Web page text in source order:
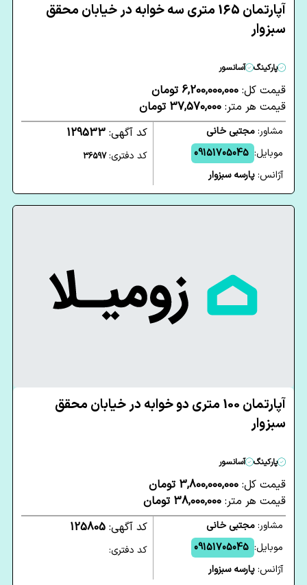
آپارتمان 165 متری سه خوابه در خیابان محقق
سبزوار
پارکینگ آسانسور
قیمت کل: 6,200,000,000 تومان
قیمت هر متر: 37,570,000 تومان
مشاور:مجتبی خانی
موبایل: 09151705045
آژانس:پارسه سبزوار
کد آگهی: 129533
کد دفتری:36597
آپارتمان 100 متری دو خوابه در خیابان محقق
سبزوار
پارکینگ آسانسور
قیمت کل: 3,800,000,000 تومان
قیمت هر متر: 38,000,000 تومان
مشاور:مجتبی خانی
موبایل: 09151705045
آژانس:پارسه سبزوار
کد آگهی: 125805
کد دفتری: